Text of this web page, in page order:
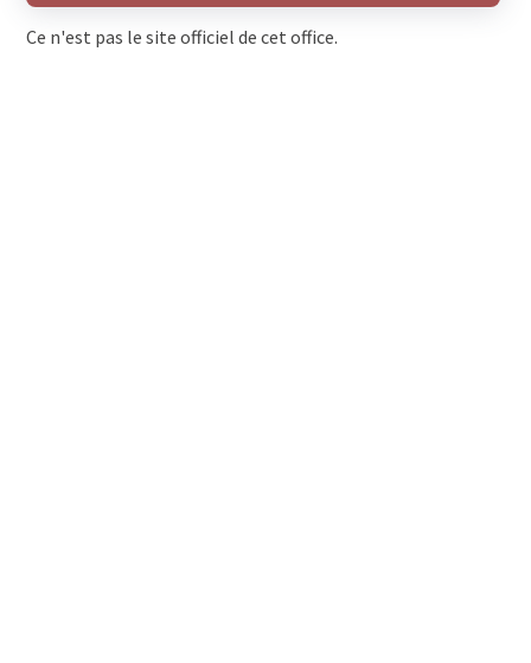
Ce n'est pas le site officiel de cet office.